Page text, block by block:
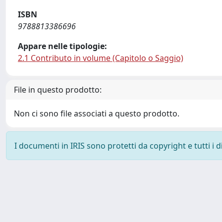
ISBN
9788813386696
Appare nelle tipologie:
2.1 Contributo in volume (Capitolo o Saggio)
File in questo prodotto:
Non ci sono file associati a questo prodotto.
I documenti in IRIS sono protetti da copyright e tutti i